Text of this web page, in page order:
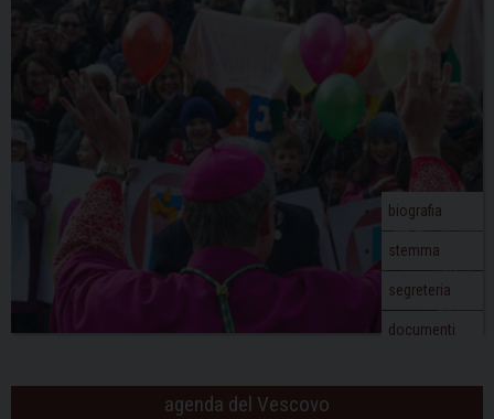
biografia
stemma
segreteria
documenti
agenda del Vescovo